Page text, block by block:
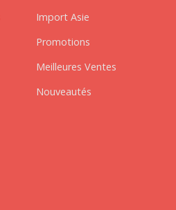
Import Asie
Promotions
Meilleures Ventes
Nouveautés